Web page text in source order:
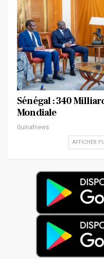
Sénégal : 340
Mondiale
Guinafnews
AFFICHER